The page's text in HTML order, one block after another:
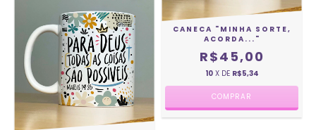
CANECA "MINHA SORTE,
ACORDA..."
R$45,00
10 X DE R$5,34